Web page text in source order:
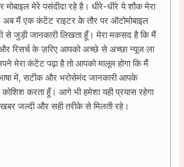
मोबाइल मेरे पसंदीदा रहे है। धीरे-धीरे ये शौक मेरा
अब मैं एक कंटेंट राइटर के तौर पर ऑटोमोबाइल
से जुड़ी जानकारी लिखता हूँ। मेरा मकसद है कि मैं
रिसर्च के ज़रिए आपको अच्छे से अच्छा न्यूज ला
मेरा कंटेंट पढ़ा है तो आपको मालूम होगा कि मैं
में, सटीक और भरोसेमंद जानकारी आपके
करता हूँ। आगे भी हमेशा यही प्रयास रहेगा
जल्दी और सही तरीके से मिलती रहे।